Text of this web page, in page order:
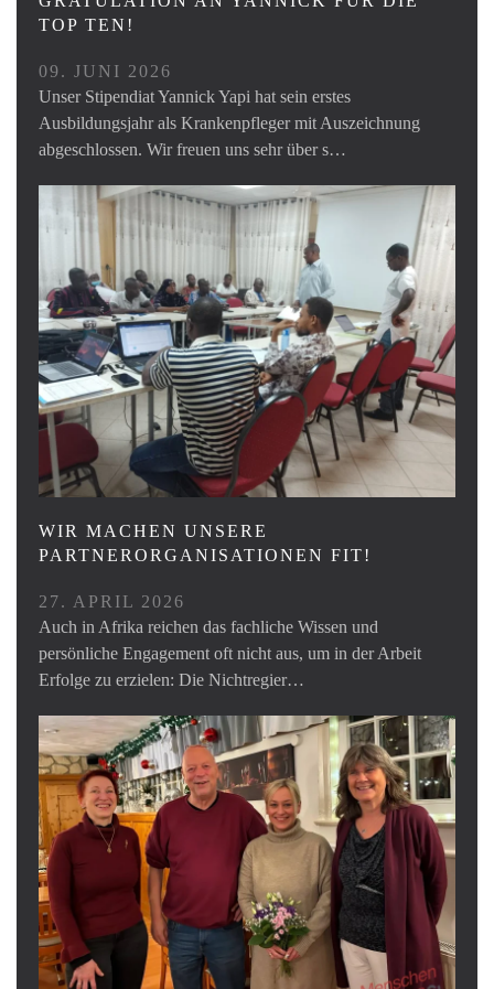
TOP TEN!
09. JUNI 2026
Unser Stipendiat Yannick Yapi hat sein erstes
Ausbildungsjahr als Krankenpfleger mit Auszeichnung
abgeschlossen. Wir freuen uns sehr über s…
WIR MACHEN UNSERE
PARTNERORGANISATIONEN FIT!
27. APRIL 2026
Auch in Afrika reichen das fachliche Wissen und
persönliche Engagement oft nicht aus, um in der Arbeit
Erfolge zu erzielen: Die Nichtregier…